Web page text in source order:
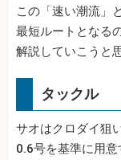
この「速い潮流」
最短ルートとなる
解説していこうと思
タックル
サオはクロダイ狙
0.6号を基準に用